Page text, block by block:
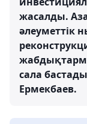
жасалды.
әлеуметтік
сала
Ермекбаев.